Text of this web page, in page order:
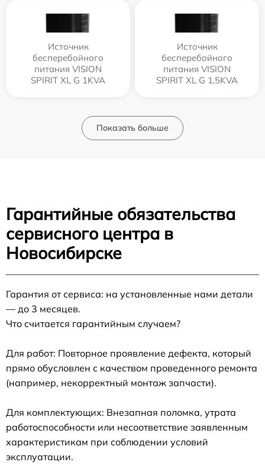
Источник
бесперебойного
питания VISION
SPIRIT XL G 1KVA
Источник
бесперебойного
питания VISION
SPIRIT XL G 1,5KVA
Показать больше
Гарантийные обязательства
сервисного центра в
Новосибирске
Гарантия от сервиса: на установленные нами детали
— до 3 месяцев.
Что считается гарантийным случаем?
Для работ: Повторное проявление дефекта, который
прямо обусловлен с качеством проведенного ремонта
(например, некорректный монтаж запчасти).
Для комплектующих: Внезапная поломка, утрата
работоспособности или несоответствие заявленным
характеристикам при соблюдении условий
эксплуатации.